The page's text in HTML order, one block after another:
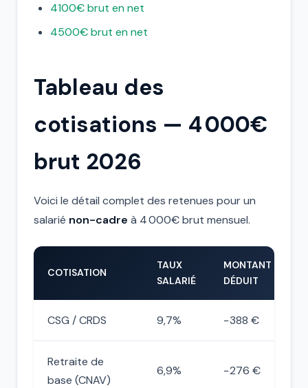
4100€ brut en net
4500€ brut en net
Tableau des
cotisations — 4 000€
brut 2026
Voici le détail complet des retenues pour un
salarié non-cadre à 4 000€ brut mensuel.
COTISATION
TAUX
SALARIÉ
MONTANT
DÉDUIT
CSG / CRDS 9,7% −388 €
Retraite de
base (CNAV)
6,9% −276 €